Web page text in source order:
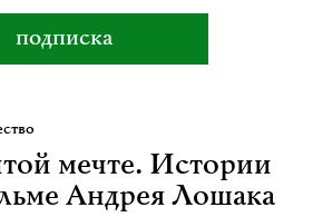
подписка
мечте. Истории
Андрея Лошака